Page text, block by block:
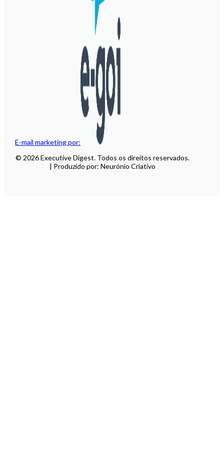
E-mail marketing por:
© 2026 Executive Digest. Todos os direitos reservados.
| Produzido por: Neurónio Criativo